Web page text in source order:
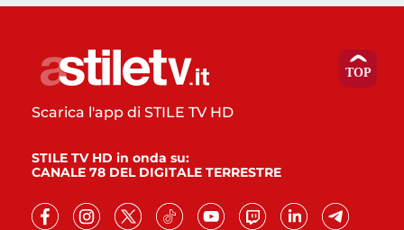
Scarica l'app di STILE TV HD
STILE TV HD in onda su:
CANALE 78 DEL DIGITALE TERRESTRE